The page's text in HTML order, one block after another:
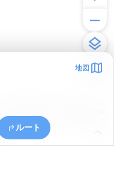
地図
ルート